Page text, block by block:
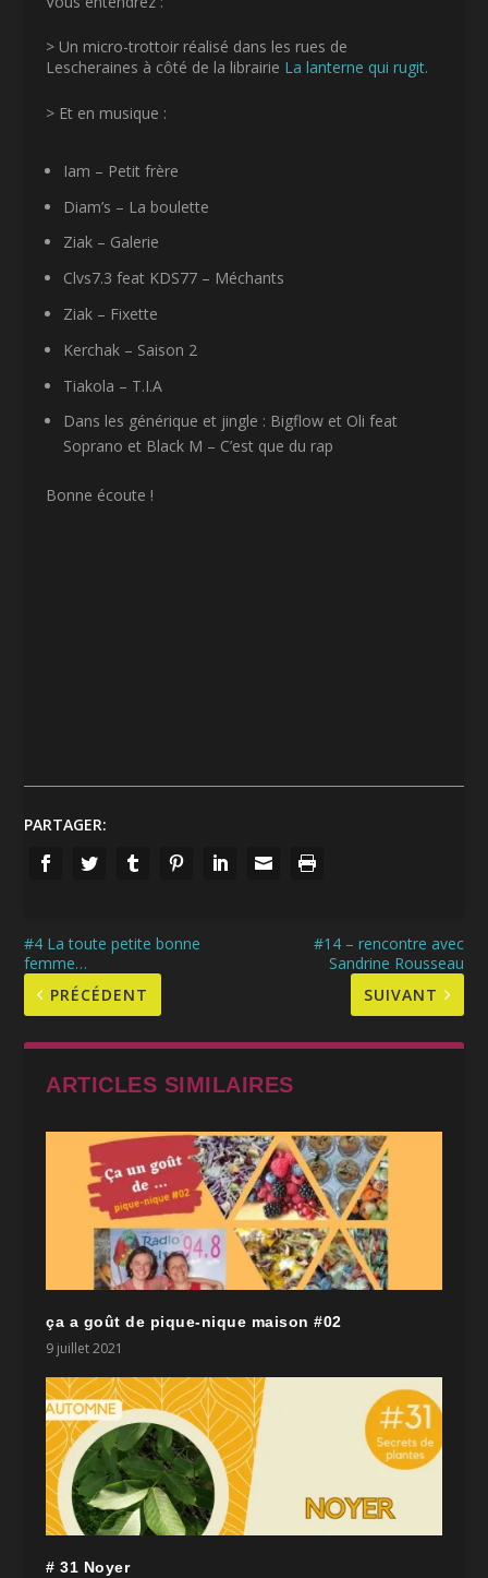
> Un micro-trottoir réalisé dans les rues de
Lescheraines à côté de la librairie La lanterne qui rugit.
> Et en musique :
Iam – Petit frère
Diam’s – La boulette
Ziak – Galerie
Clvs7.3 feat KDS77 – Méchants
Ziak – Fixette
Kerchak – Saison 2
Tiakola – T.I.A
Dans les générique et jingle : Bigflow et Oli feat
Soprano et Black M – C’est que du rap
Bonne écoute !
PARTAGER:
#4 La toute petite bonne
femme…
PRÉCÉDENT
#14 – rencontre avec
Sandrine Rousseau
SUIVANT
ARTICLES SIMILAIRES
ça a goût de pique-nique maison #02
9 juillet 2021
# 31 Noyer